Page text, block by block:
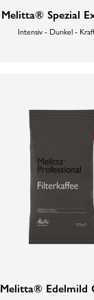
Melitta® Spezial
Intensiv - Dunkel -
Melitta® Edelmild